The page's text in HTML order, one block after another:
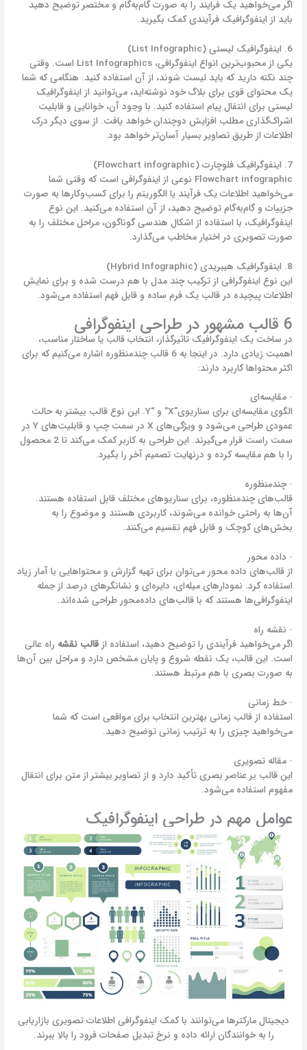
اگر می‌خواهید یک فرایند را به صورت گام‌به‌گام و مختصر توضیح دهید
باید از اینفوگرافیک فرآیندی کمک بگیرید.
6. اینفوگرافیک لیستی (List Infographic)
یکی از محبوب‌ترین انواع اینفوگرافی، List Infographics است. وقتی
چند نکته دارید که باید لیست شوند، از آن استفاده کنید. هنگامی که شما
یک محتوای قوی برای بلاگ خود نوشته‌اید، می‌توانید از اینفوگرافیک
لیستی برای انتقال پیام استفاده کنید. با وجود آن، خوانایی و قابلیت
اشراک‌گذاری مطلب افزایش دوچندان خواهد یافت. از سوی دیگر درک
اطلاعات از طریق تصاویر بسیار آسان‌تر خواهد بود.
7. اینفوگرافیک‌ فلوچارت (Flowchart infographic)
Flowchart infographic نوعی از اینفوگرافی است که وقتی شما
می‌خواهید اطلاعات یک فرآیند یا الگوریتم را برای کسب‌وکارها به صورت
جزییات و گام‌به‌گام توضیح دهید، از آن استفاده می‌کنید. این نوع
اینفوگرافیک،‌ با استفاده از اشکال هندسی گوناگون، مراحل مختلف را به
صورت تصویری در اختیار مخاطب می‌گذارد.
8. اینفوگرافیک‌ هیبریدی (Hybrid Infographic)
این نوع اینفوگرافی از ترکیب چند مدل با هم درست شده و برای نمایش
اطلاعات پیچیده در قالب یک فرم ساده و قابل فهم استفاده می‌شود.
6 قالب مشهور در طراحی اینفوگرافی
در ساخت یک اینفوگرافیک تاثیرگذار، انتخاب قالب یا ساختار مناسب،
اهمیت زیادی دارد. در اینجا به 6 قالب چندمنظوره اشاره می‌کنیم که برای
اکثر محتواها کاربرد دارند:
· مقایسه‌ای
الگوی مقایسه‌ای برای سناریوی”X” و “Y. این نوع قالب بیشتر به حالت
عمودی طراحی می‌شود و ویژ‌گی‌های X در سمت چپ و قابلیت‌های Y در
سمت راست قرار می‌گیرند. این طراحی به کاربر کمک می‌کند تا 2 محصول
را با هم مقایسه کرده و درنهایت تصمیم آخر را بگیرد.
· چندمنظوره
قالب‌های چندمنظوره، برای سناریوهای مختلف قابل استفاده هستند.
آن‌ها به راحتی خوانده می‌شوند، کاربردی هستند و موضوع را به
بخش‌های کوچک و قابل فهم تقسیم می‌کنند.
· داده محور
از قالب‌های داده محور می‌توان برای تهیه گزارش و محتواهایی با آمار زیاد
استفاده کرد. نمودارهای میله‌ای، دایره‌ای و نشانگرهای درصد از جمله
اینفوگرافی‌ها هستند که با قالب‌های داده‌محور طراحی شده‌اند.
· نقشه راه
اگر می‌خواهید فرآیندی را توضیح دهید، استفاده ازقالب نقشه راه عالی
است. این قالب، یک نقطه شروع و پایان مشخص دارد و مراحل بین آن‌ها
به صورت بصری با هم مرتبط هستند.
· خط زمانی
استفاده از قالب زمانی بهترین انتخاب برای مواقعی است که شما
می‌خواهید چیزی را به ترتیب زمانی توضیح دهید.
· مقاله تصویری
این قالب‌ بر عناصر بصری تأکید دارد و از تصاویر بیشتر از متن برای انتقال
مفهوم استفاده می‌شود.
عوامل مهم در طراحی اینفوگرافیک
دیجیتال مارکترها می‌توانند با کمک اینفوگرافی اطلاعات تصویری بازاریابی
را به خوانندگان ارائه داده و نرخ تبدیل صفحات فرود را بالا ببرند.